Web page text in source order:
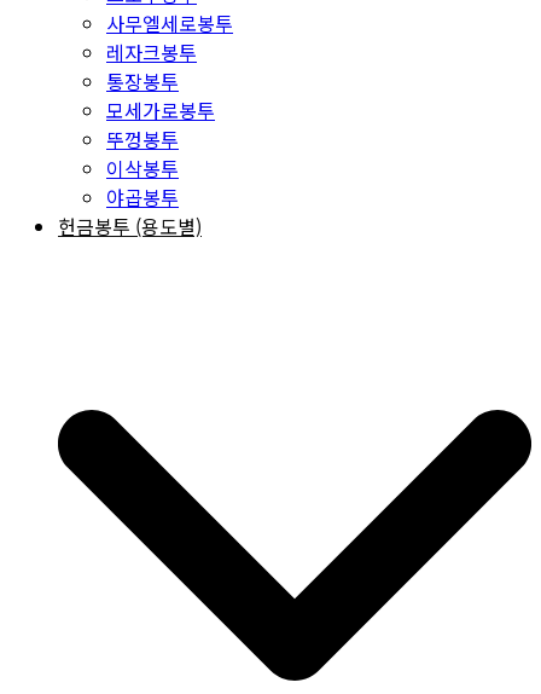
사무엘세로봉투
레자크봉투
통장봉투
모세가로봉투
뚜껑봉투
이삭봉투
야곱봉투
헌금봉투 (용도별)